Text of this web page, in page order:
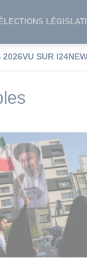
ÉLECTIONS
2026VU SUR
Tags index